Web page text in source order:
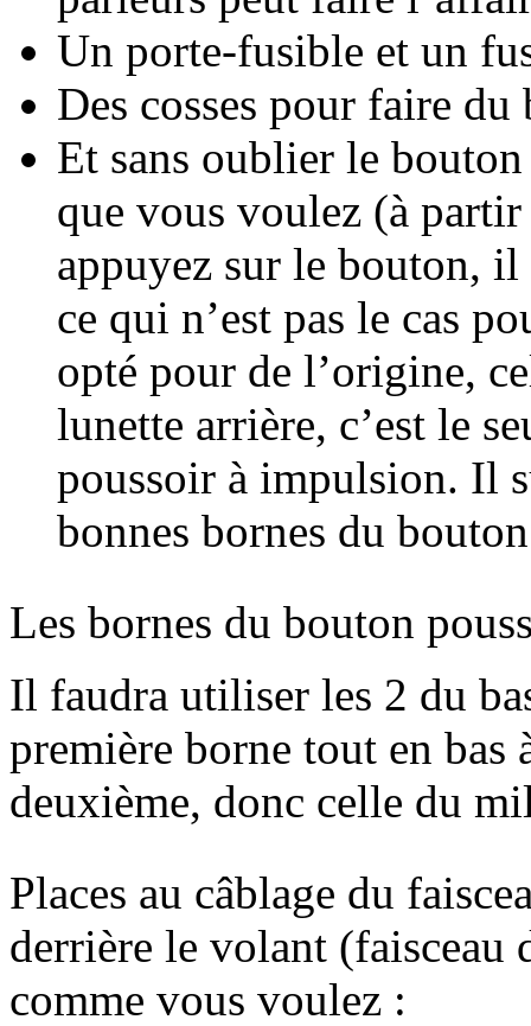
Un porte-fusible et un
Des cosses pour faire
Et sans oublier le
que vous voulez (à
appuyez sur le bouton,
ce qui n’est pas le cas
opté pour de l’origine,
lunette arrière, c’est le
poussoir à impulsion. Il
bonnes bornes du
Les bornes du bouton
Il faudra utiliser les 2 du
première borne tout en
deuxième, donc celle du
Places au câblage du
derrière le volant (faisceau
comme vous voulez :